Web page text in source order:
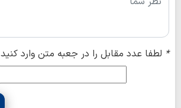
* لطفا عدد مقابل را در جعبه متن وارد کنید